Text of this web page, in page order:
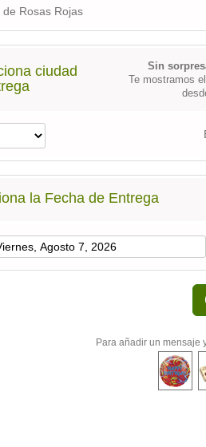
de Rosas Rojas
ciudad
Sin
Te mostramos
la Fecha de Entrega
Para añadir un mensaje